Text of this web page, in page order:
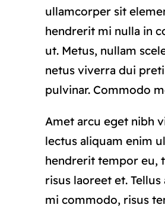
ullamcorper sit
hendrerit mi nulla in
ut. Metus, nullam
netus viverra dui
pulvinar. Commodo
Amet arcu eget nibh
lectus aliquam enim
hendrerit tempor eu,
risus laoreet et.
mi commodo, risus